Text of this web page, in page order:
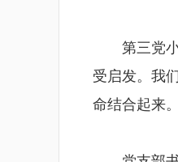
第三党
受启发。我
命结合起来